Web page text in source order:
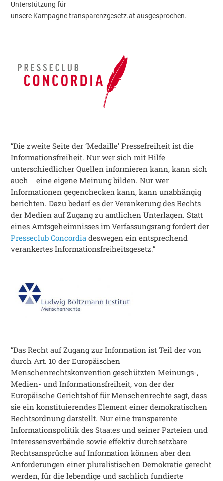
Unterstützung für
unsere Kampagne transparenzgesetz.at ausgesprochen.
“Die zweite Seite der ‘Medaille’ Pressefreiheit ist die
Informationsfreiheit. Nur wer sich mit Hilfe
unterschiedlicher Quellen informieren kann, kann sich
auch eine eigene Meinung bilden. Nur wer
Informationen gegenchecken kann, kann unabhängig
berichten. Dazu bedarf es der Verankerung des Rechts
der Medien auf Zugang zu amtlichen Unterlagen. Statt
eines Amtsgeheimnisses im Verfassungsrang fordert der
Presseclub Concordia deswegen ein entsprechend
verankertes Informationsfreiheitsgesetz.”
“Das Recht auf Zugang zur Information ist Teil der von
durch Art. 10 der Europäischen
Menschenrechtskonvention geschützten Meinungs-,
Medien- und Informationsfreiheit, von der der
Europäische Gerichtshof für Menschenrechte sagt, dass
sie ein konstituierendes Element einer demokratischen
Rechtsordnung darstellt. Nur eine transparente
Informationspolitik des Staates und seiner Parteien und
Interessensverbände sowie effektiv durchsetzbare
Rechtsansprüche auf Information können aber den
Anforderungen einer pluralistischen Demokratie gerecht
werden, für die lebendige und sachlich fundierte